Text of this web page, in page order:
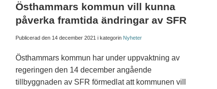
Östhammars kommun vill kunna
påverka framtida ändringar av SFR
Publicerad den 14 december 2021 i kategorin Nyheter
Östhammars kommun har under uppvaktning av
regeringen den 14 december angående
tillbyggnaden av SFR förmedlat att kommunen vill